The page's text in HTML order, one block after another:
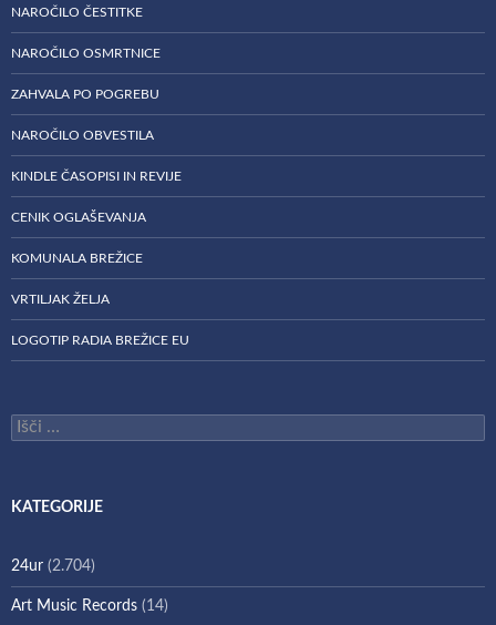
NAROČILO ČESTITKE
NAROČILO OSMRTNICE
ZAHVALA PO POGREBU
NAROČILO OBVESTILA
KINDLE ČASOPISI IN REVIJE
CENIK OGLAŠEVANJA
KOMUNALA BREŽICE
VRTILJAK ŽELJA
LOGOTIP RADIA BREŽICE EU
Išči:
KATEGORIJE
24ur (2.704)
Art Music Records (14)